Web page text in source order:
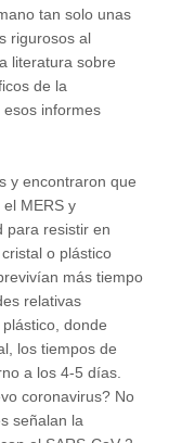
tan solo unas
rigurosos al
literatura sobre
de la
informes
y encontraron que
MERS y
para resistir en
o plástico
más tiempo
relativas
donde
los tiempos de
a los 4-5 días.
coronavirus? No
señalan la